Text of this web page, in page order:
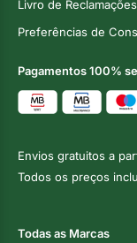
Livro de
Preferências de
Pagamentos 100%
Envios gratuitos a
Todos os preços
Todas as Marcas